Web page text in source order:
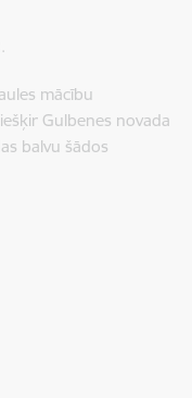
mācību
Gulbenes novada
balvu šādos